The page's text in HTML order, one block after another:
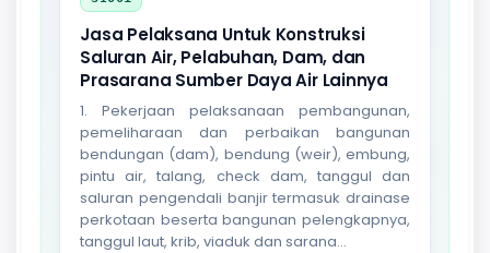
Jasa Pelaksana Untuk Konstruksi
Saluran Air, Pelabuhan, Dam, dan
Prasarana Sumber Daya Air Lainnya
1. Pekerjaan pelaksanaan pembangunan,
pemeliharaan dan perbaikan bangunan
bendungan (dam), bendung (weir), embung,
pintu air, talang, check dam, tanggul dan
saluran pengendali banjir termasuk drainase
perkotaan beserta bangunan pelengkapnya,
tanggul laut, krib, viaduk dan sarana...